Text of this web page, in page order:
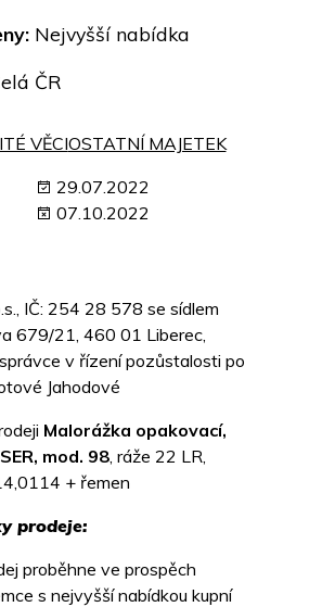
Nejvyšší nabídka
ČR
VĚCIOSTATNÍ MAJETEK
29.07.2022
07.10.2022
IČ: 254 28 578 se sídlem
679/21, 460 01 Liberec,
v řízení pozůstalosti po
Jahodové
Malorážka opakovací,
mod. 98 , ráže 22 LR,
+ řemen
prodeje:
proběhne ve prospěch
s nejvyšší nabídkou kupní